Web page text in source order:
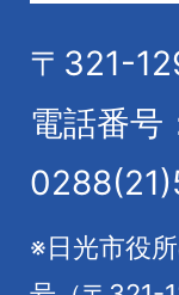
〒321-
電話番号
※日光市役